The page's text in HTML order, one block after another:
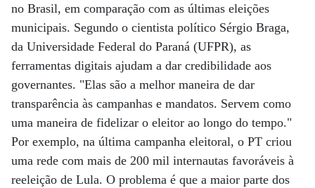
no Brasil, em comparação com as últimas eleições
municipais. Segundo o cientista político Sérgio Braga,
da Universidade Federal do Paraná (UFPR), as
ferramentas digitais ajudam a dar credibilidade aos
governantes. "Elas são a melhor maneira de dar
transparência às campanhas e mandatos. Servem como
uma maneira de fidelizar o eleitor ao longo do tempo."
Por exemplo, na última campanha eleitoral, o PT criou
uma rede com mais de 200 mil internautas favoráveis à
reeleição de Lula. O problema é que a maior parte dos